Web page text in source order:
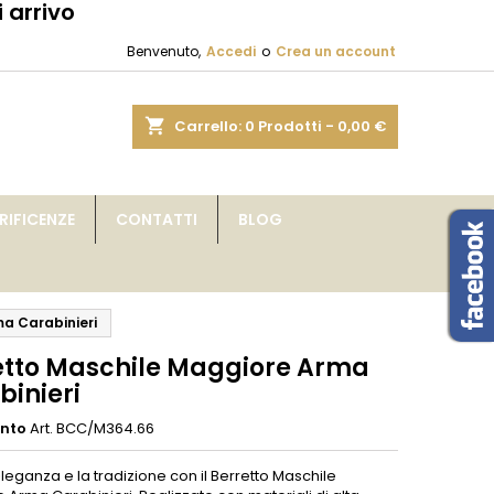
arrivo
Benvenuto, Accedi o Crea un account
shopping_cart Carrello: 0 Prodotti - 0,00 €
CONTATTI BLOG
Carabinieri
Maschile Maggiore Arma
Art. BCC/M364.66
e la tradizione con il Berretto Maschile